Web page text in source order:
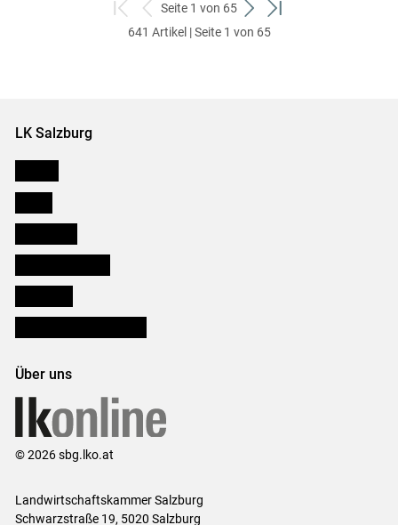
zum
ersten
zurück
zum
Seite 1 von 65
weiter
zum
zum
641 Artikel | Seite 1 von 65
LK Salzburg
Über uns
© 2026 sbg.lko.at
Landwirtschaftskammer Salzburg
Schwarzstraße 19, 5020 Salzburg